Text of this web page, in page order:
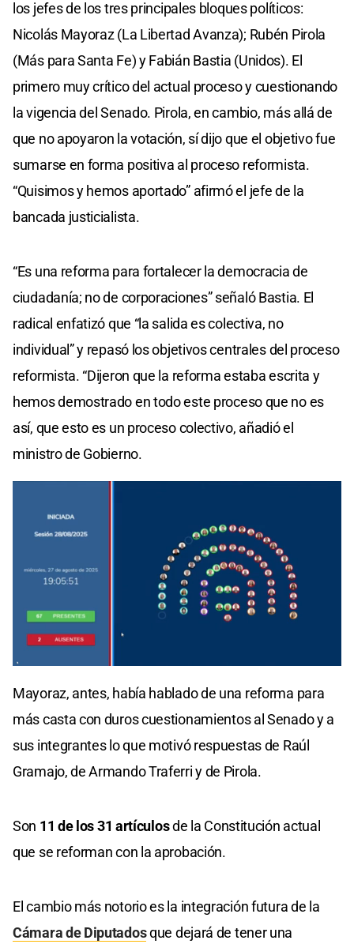
los jefes de los tres principales bloques políticos:
Nicolás Mayoraz (La Libertad Avanza); Rubén Pirola
(Más para Santa Fe) y Fabián Bastia (Unidos). El
primero muy crítico del actual proceso y cuestionando
la vigencia del Senado. Pirola, en cambio, más allá de
que no apoyaron la votación, sí dijo que el objetivo fue
sumarse en forma positiva al proceso reformista.
“Quisimos y hemos aportado” afirmó el jefe de la
bancada justicialista.
“Es una reforma para fortalecer la democracia de
ciudadanía; no de corporaciones” señaló Bastia. El
radical enfatizó que “la salida es colectiva, no
individual” y repasó los objetivos centrales del proceso
reformista. “Dijeron que la reforma estaba escrita y
hemos demostrado en todo este proceso que no es
así, que esto es un proceso colectivo, añadió el
ministro de Gobierno.
Mayoraz, antes, había hablado de una reforma para
más casta con duros cuestionamientos al Senado y a
sus integrantes lo que motivó respuestas de Raúl
Gramajo, de Armando Traferri y de Pirola.
Son 11 de los 31 artículosde la Constitución actual
que se reforman con la aprobación.
El cambio más notorio es la integración futura de la
Cámara de Diputadosque dejará de tener una